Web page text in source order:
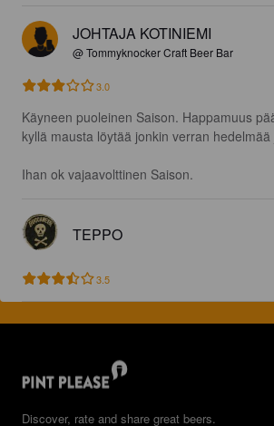
JOHTAJA KOTINIEMI
@ Tommyknocker Craft Beer Bar
3.0
Käyneen puoleinen Saison. Happamuus
kyllä mausta löytää jonkin verran hedelmää
Ihan ok vajaavolttinen Saison.
TEPPO
3.5
Discover, rate and share great beers.